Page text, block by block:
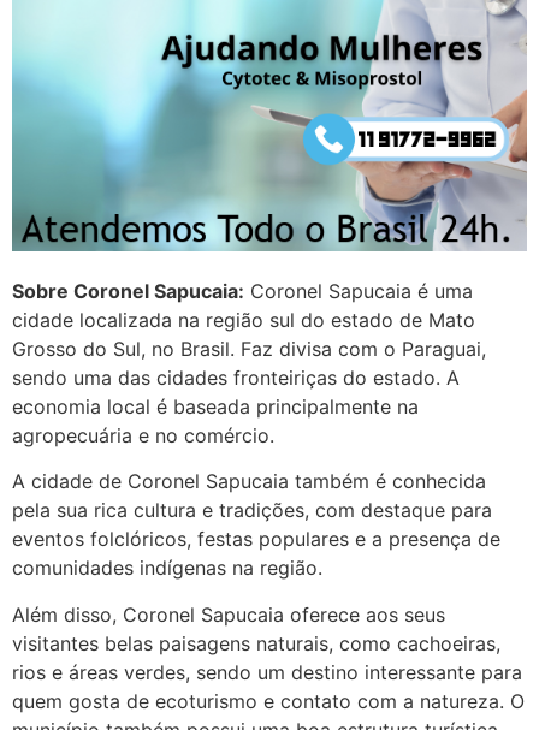
Sobre Coronel Sapucaia: Coronel Sapucaia é uma
cidade localizada na região sul do estado de Mato
Grosso do Sul, no Brasil. Faz divisa com o Paraguai,
sendo uma das cidades fronteiriças do estado. A
economia local é baseada principalmente na
agropecuária e no comércio.
A cidade de Coronel Sapucaia também é conhecida
pela sua rica cultura e tradições, com destaque para
eventos folclóricos, festas populares e a presença de
comunidades indígenas na região.
Além disso, Coronel Sapucaia oferece aos seus
visitantes belas paisagens naturais, como cachoeiras,
rios e áreas verdes, sendo um destino interessante para
quem gosta de ecoturismo e contato com a natureza. O
(1999997****
em http://www.proaborto.com)
Entao q seja
22/05/2026 17:09:25
G (1199866**** em
http://www.proaborto.com)
Mulheres vocês sabem dizer
quem já tomou os remédio se
depois que para de menstruar
começa a sair um líquido
transparente, se é normal ?
22/05/2026 17:10:05
(879121**** em
http://www.proaborto.com)
Deve ser normal
22/05/2026 17:19:15
(879121**** em
http://www.proaborto.com)
Eu acho, não sei